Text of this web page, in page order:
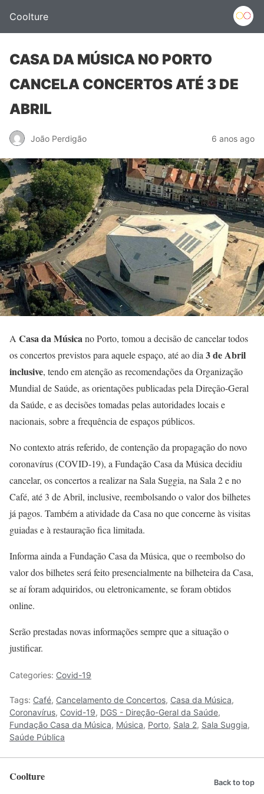
Coolture
CASA DA MÚSICA NO PORTO
CANCELA CONCERTOS ATÉ 3 DE
ABRIL
João Perdigão 6 anos ago
A Casa da Músicano Porto, tomou a decisão de cancelar todos
os concertos previstos para aquele espaço, até ao dia3 de Abril
inclusive, tendo em atenção as recomendações da Organização
Mundial de Saúde, as orientações publicadas pela Direção-Geral
da Saúde, e as decisões tomadas pelas autoridades locais e
nacionais, sobre a frequência de espaços públicos.
No contexto atrás referido, de contenção da propagação do novo
coronavírus (COVID-19), a Fundação Casa da Música decidiu
cancelar, os concertos a realizar na Sala Suggia, na Sala 2 e no
Café, até 3 de Abril, inclusive, reembolsando o valor dos bilhetes
já pagos. Também a atividade da Casa no que concerne às visitas
guiadas e à restauração fica limitada.
Informa ainda a Fundação Casa da Música, que o reembolso do
valor dos bilhetes será feito presencialmente na bilheteira da Casa,
se aí foram adquiridos, ou eletronicamente, se foram obtidos
online.
Serão prestadas novas informações sempre que a situação o
justificar.
Categories: Covid-19
Tags: Café, Cancelamento de Concertos, Casa da Música,
Coronavírus, Covid-19, DGS - Direção-Geral da Saúde,
Fundação Casa da Música, Música, Porto, Sala 2, Sala Suggia,
Saúde Pública
Coolture Back to top